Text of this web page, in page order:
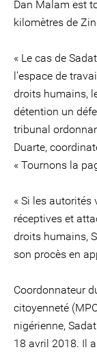
Dan Malam est
kilomètres de
« Le cas de
l’espace de
droits humains,
détention un
tribunal
Duarte,
« Tournons la
« Si les autorités
réceptives et
droits humains,
son procès en
Coordonnateur
citoyenneté
nigérienne,
18 avril 2018. Il